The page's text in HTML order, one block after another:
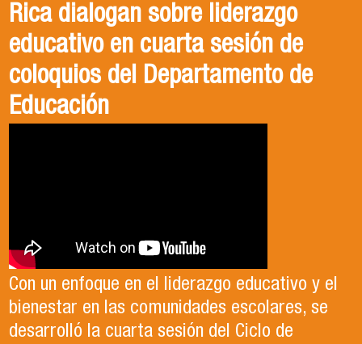
Rica dialogan sobre liderazgo
educativo en cuarta sesión de
coloquios del Departamento de
Educación
Con un enfoque en el liderazgo educativo y el
bienestar en las comunidades escolares, se
desarrolló la cuarta sesión del Ciclo de